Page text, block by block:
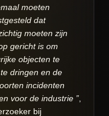
moeten
dat
moeten zijn
gericht is om
objecten te
dringen en de
incidenten
voor de industrie ”,
bij